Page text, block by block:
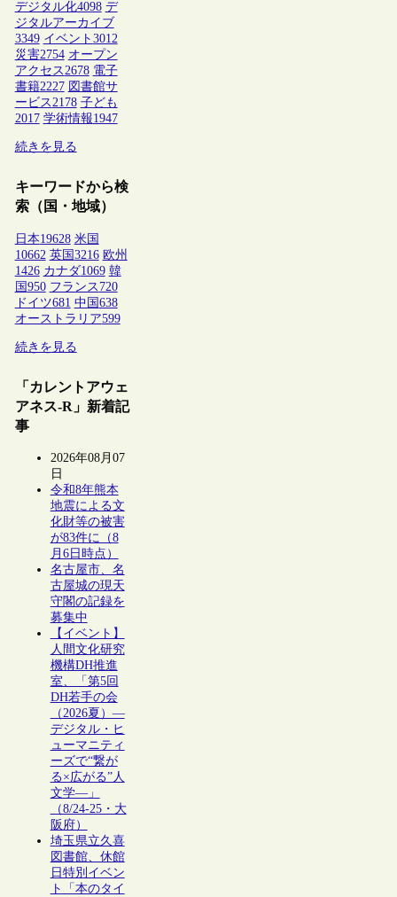
デジタル化4098 デ
ジタルアーカイブ
3349 イベント 3012
災害2754 オープン
アクセス2678 電子
書籍2227 図書館サ
ービス2178 子ども
2017 学術情報1947
続きを見る
キーワードから検
索（国・地域）
日本19628 米国
10662 英国3216 欧州
1426 カナダ1069 韓
国950 フランス 720
ドイツ681 中国638
オーストラリア599
続きを見る
「カレントアウェ
アネス-R」新着記
事
2026年08月07
日
令和8年熊本
地震による文
化財等の被害
が83件に（8
月6日時点）
名古屋市、名
古屋城の現天
守閣の記録を
募集中
【イベント】
人間文化研究
機構DH推進
室、「第5回
DH若手の会
（2026夏）―
デジタル・ヒ
ューマニティ
ーズで“繋が
る×広がる”人
文学―」
（8/24-25・大
阪府）
埼玉県立久喜
図書館、休館
日特別イベン
ト「本のタイ